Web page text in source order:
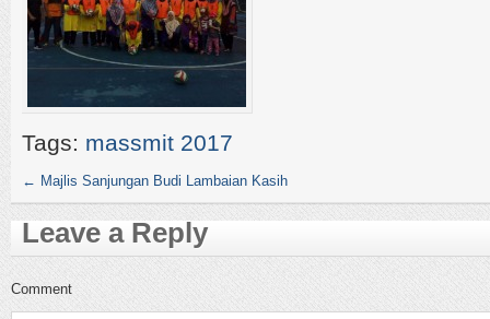
Tags: massmit 2017
← Majlis Sanjungan Budi Lambaian Kasih
Leave a Reply
Comment